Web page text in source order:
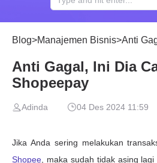
Blog>Manajemen Bisnis>Anti Gagal,
Anti Gagal, Ini Dia
Shopeepay
Adinda 04 Des 2024 11:59